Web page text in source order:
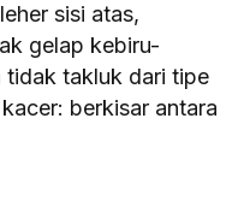
sisi atas,
gelap kebiru-
tidak takluk dari tipe
berkisar antara